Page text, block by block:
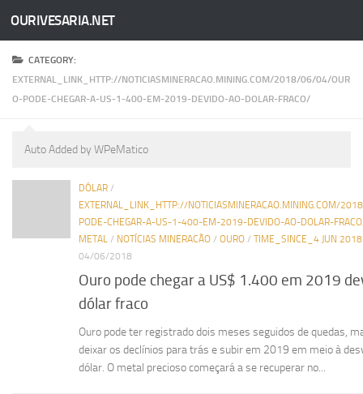
Skip to content
OURIVESARIA.NET
CATEGORY:
EXTERNAL_LINK_HTTP://NOTICIASMINERACAO.MINING.COM/2018/06/04/OUR
O-PODE-CHEGAR-A-US-1-400-EM-2019-DEVIDO-AO-DOLAR-FRACO/
Auto Added by WPeMatico
DÓLAR /
EXTERNAL_LINK_HTTP://NOTICIASMINERACAO.MINING.COM/
PODE-CHEGAR-A-US-1-400-EM-2019-DEVIDO-AO-DOLAR-
METAL / NOTÍCIAS MINERACÃO / OURO / TIME_SINCE_4 JUN 2018
04/06/2018
Ouro pode chegar a US$ 1.400 em 2019
dólar fraco
Ouro pode ter registrado dois meses seguidos de quedas,
deixar os declínios para trás e subir em 2019 em meio à
dólar. O metal precioso começará a se recuperar no...